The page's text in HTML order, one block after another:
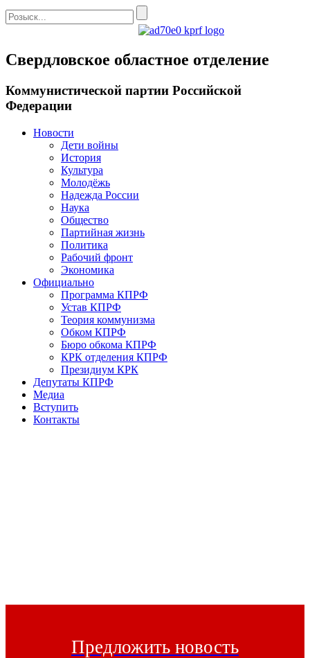
Свердловское областное отделение
Коммунистической партии Российской
Федерации
Новости
Дети войны
История
Культура
Молодёжь
Надежда России
Наука
Общество
Партийная жизнь
Политика
Рабочий фронт
Экономика
Официально
Программа КПРФ
Устав КПРФ
Теория коммунизма
Обком КПРФ
Бюро обкома КПРФ
КРК отделения КПРФ
Президиум КРК
Депутаты КПРФ
Медиа
Вступить
Контакты
Предложить новость